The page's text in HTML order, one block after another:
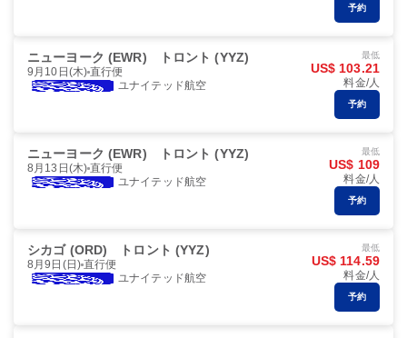
予約
ニューヨーク (EWR) トロント (YYZ)
9月10日(木) 直行便
ユナイテッド航空
最低
US$ 103.21
料金/人
予約
ニューヨーク (EWR) トロント (YYZ)
8月13日(木) 直行便
ユナイテッド航空
最低
US$ 109
料金/人
予約
シカゴ (ORD) トロント (YYZ)
8月9日(日) 直行便
ユナイテッド航空
最低
US$ 114.59
料金/人
予約